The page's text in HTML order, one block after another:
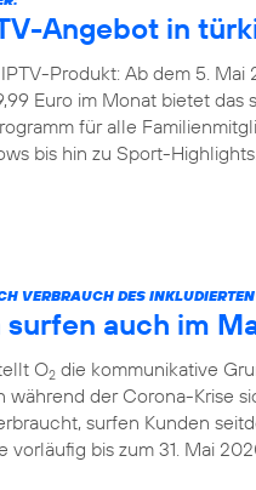
Angebot in
Produkt: Ab dem 5. Mai
Euro im Monat bietet
für alle
bis hin zu Sport-
VERBRAUCH DES
surfen auch im
O2 die kommunikative
während der Corona-Krise
surfen Kunden
vorläufig bis zum 31. Mai